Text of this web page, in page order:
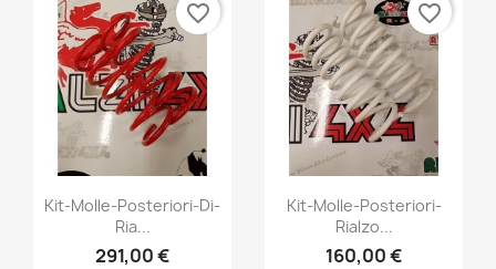
Vista rápida
+1
Kit-Molle-Posteriori-Di-
Ria...
291,00 €
favorite_border
Vista rápida
+1
Kit-Molle-Posteriori-
Rialzo...
160,00 €
favorite_border